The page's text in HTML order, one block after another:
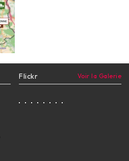
Flickr Voir la Galerie